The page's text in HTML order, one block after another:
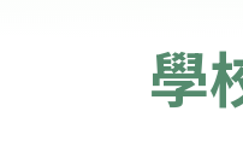
學